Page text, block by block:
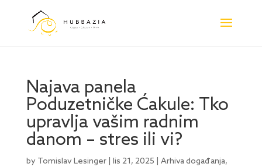
Najava panela
Poduzetničke Ćakule: Tko
upravlja vašim radnim
danom – stres ili vi?
by Tomislav Lesinger| lis 21, 2025 Arhiva događanja,